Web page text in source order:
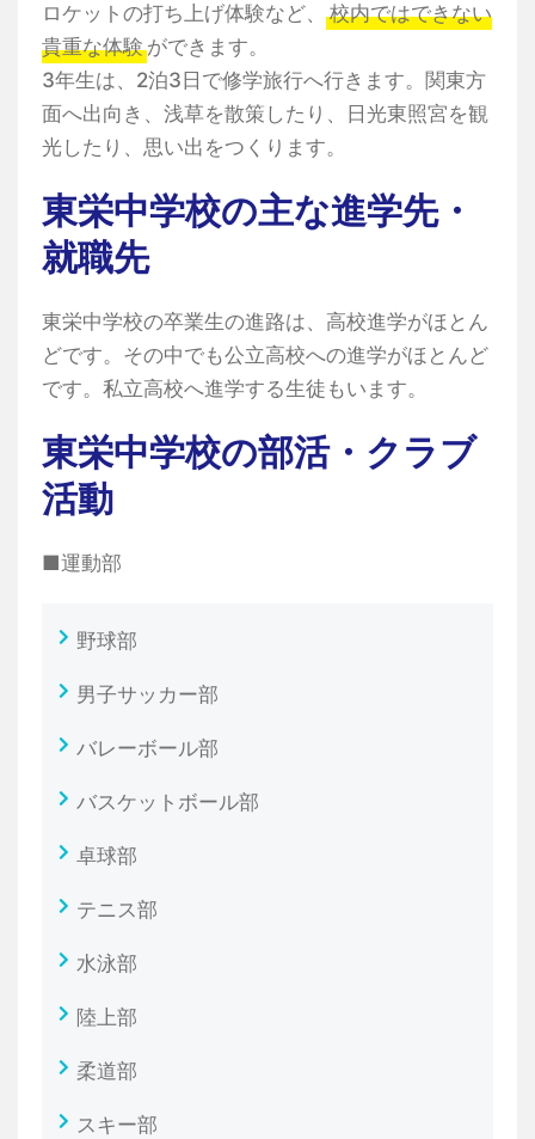
ロケットの打ち上げ体験など、
校内ではできない
貴重な体験 ができます。
3年生は、2泊3日で修学旅行へ行きます。関東方
面へ出向き、浅草を散策したり、日光東照宮を観
光したり、思い出をつくります。
東栄中学校の主な進学先・
就職先
東栄中学校の卒業生の進路は、高校進学がほとん
どです。その中でも公立高校への進学がほとんど
です。私立高校へ進学する生徒もいます。
東栄中学校の部活・クラブ
活動
■運動部
野球部
男子サッカー部
バレーボール部
バスケットボール部
卓球部
テニス部
水泳部
陸上部
柔道部
スキー部